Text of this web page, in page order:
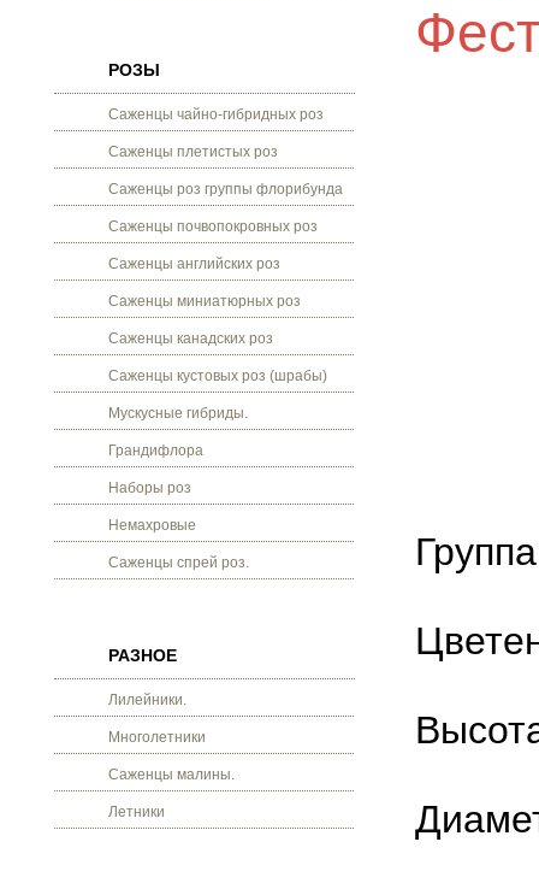
РОЗЫ
Саженцы чайно-гибридных роз
Саженцы плетистых роз
Саженцы роз группы флорибунда
Саженцы почвопокровных роз
Саженцы английских роз
Саженцы миниатюрных роз
Саженцы канадских роз
Саженцы кустовых роз (шрабы)
Мускусные гибриды.
Грандифлора
Наборы роз
Немахровые
Саженцы спрей роз.
РАЗНОЕ
Лилейники.
Многолетники
Саженцы малины.
Летники